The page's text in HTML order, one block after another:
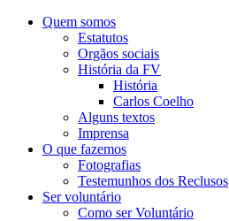
Quem somos
Estatutos
Orgãos sociais
História da FV
História
Carlos Coelho
Alguns textos
Imprensa
O que fazemos
Fotografias
Testemunhos dos Reclusos
Ser voluntário
Como ser Voluntário